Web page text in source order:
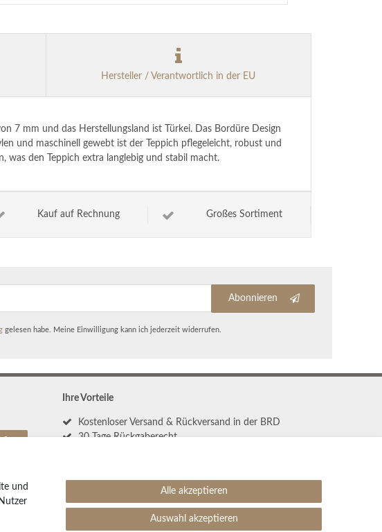
Hersteller / Verantwortlich in der EU
7 mm und das Herstellungsland ist Türkei. Das Bordüre Design
und maschinell gewebt ist der Teppich pflegeleicht, robust und
was den Teppich extra langlebig und stabil macht.
Kauf auf Rechnung Großes Sortiment
Abonnieren
gelesen habe. Meine Einwilligung kann ich jederzeit widerrufen.
Ihre Vorteile
Kostenloser Versand & Rückversand in der BRD
30 Tage Rückgaberecht
Einfache Auftragsverfolgung
und
Alle akzeptieren
Auswahl akzeptieren